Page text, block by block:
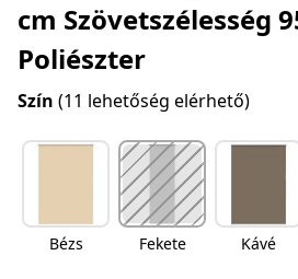
cm Szövetszélesség
Poliészter
Szín (11 lehetőség elérhető)
Bézs Fekete Kávé